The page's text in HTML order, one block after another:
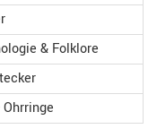
& Folklore
Ohrringe